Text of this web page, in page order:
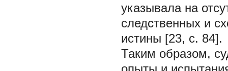
указывала на
следственных и
истины [23, с. 84].
Таким образом,